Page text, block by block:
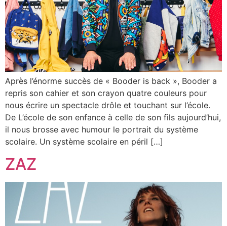
Après l’énorme succès de « Booder is back », Booder a
repris son cahier et son crayon quatre couleurs pour
nous écrire un spectacle drôle et touchant sur l’école.
De L’école de son enfance à celle de son fils aujourd’hui,
il nous brosse avec humour le portrait du système
scolaire. Un système scolaire en péril […]
ZAZ